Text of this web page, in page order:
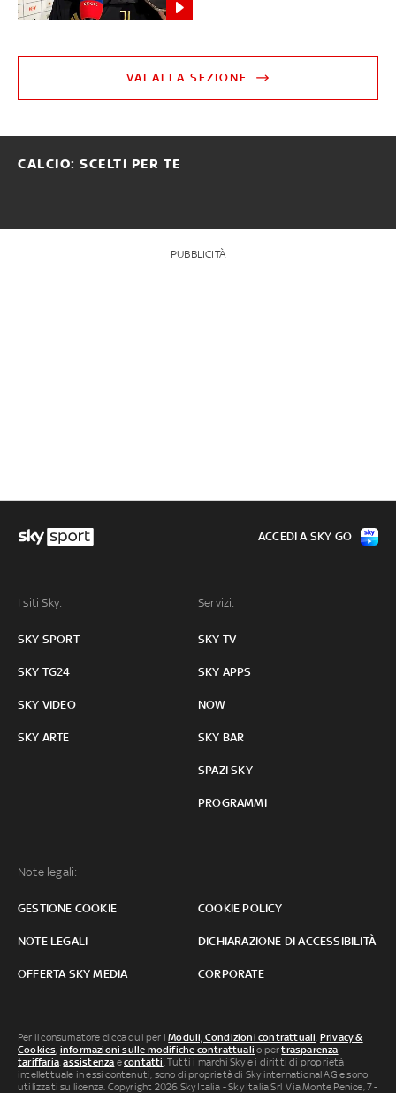
VAI ALLA SEZIONE
CALCIO: SCELTI PER TE
PUBBLICITÀ
I siti Sky:
SKY SPORT
SKY TG24
SKY VIDEO
SKY ARTE
Servizi:
SKY TV
SKY APPS
NOW
SKY BAR
SPAZI SKY
PROGRAMMI
Note legali:
GESTIONE COOKIE COOKIE POLICY
NOTE LEGALI DICHIARAZIONE DI ACCESSIBILITÀ
OFFERTA SKY MEDIA CORPORATE
ACCEDI A SKY GO
Per il consumatore clicca qui per iModuli, Condizioni contrattuali, Privacy &
Cookies, informazioni sulle modifiche contrattuali o pertrasparenza
tariffaria,assistenza econtatti. Tutti i marchi Sky e i diritti di proprietà
intellettuale in essi contenuti, sono di proprietà di Sky international AG e sono
utilizzati su licenza. Copyright 2026 Sky Italia - Sky Italia Srl Via Monte Penice, 7 -